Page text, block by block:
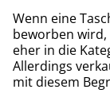
Wenn eine
beworben
eher in die
Allerdings
mit diesem